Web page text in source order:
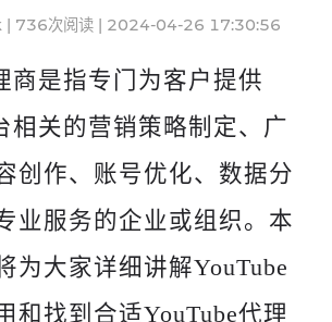
| 736次阅读 | 2024-04-26 17:30:56
商是指专门为客户提供
相关的营销策略制定、广
创作、账号优化、数据分
业服务的企业或组织。本
为大家详细讲解YouTube
和找到合适YouTube代理